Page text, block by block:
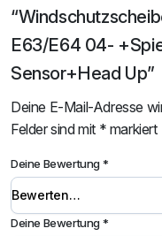
E63/E64 04-
Sensor+Head Up”
Deine E-Mail-Adresse
Felder sind mit * markiert
Deine Bewertung*
Deine Bewertung*